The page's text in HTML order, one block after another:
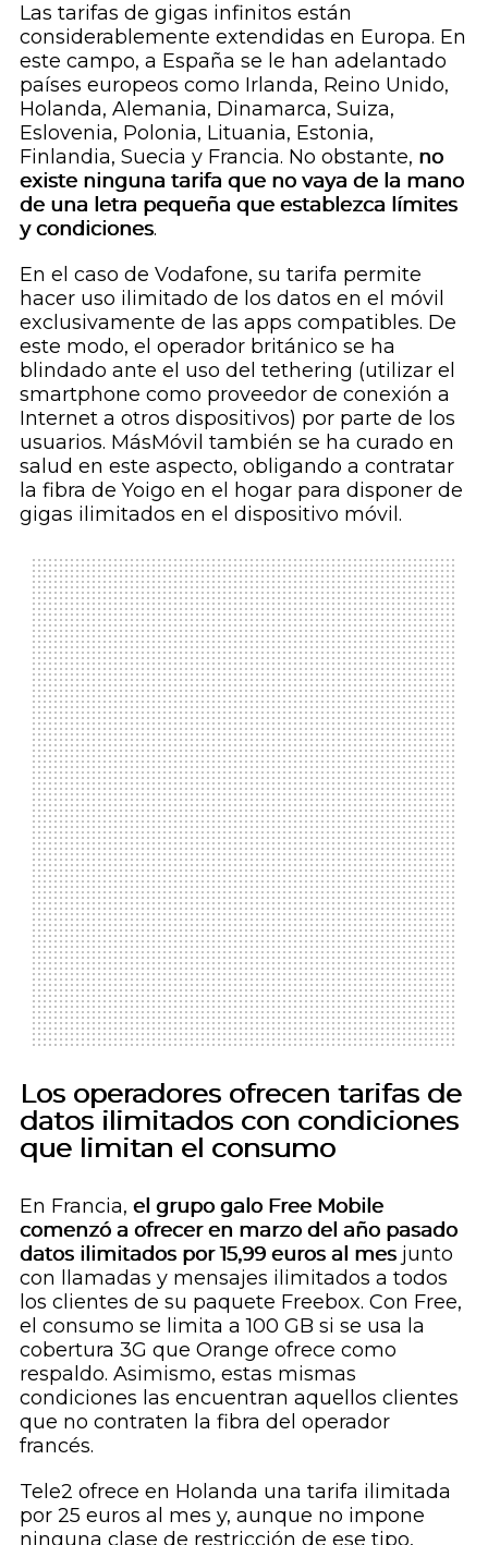
Las tarifas de gigas infinitos están
considerablemente extendidas en Europa. En
este campo, a España se le han adelantado
países europeos como Irlanda, Reino Unido,
Holanda, Alemania, Dinamarca, Suiza,
Eslovenia, Polonia, Lituania, Estonia,
Finlandia, Suecia y Francia. No obstante, no
existe ninguna tarifa que no vaya de la mano
de una letra pequeña que establezca límites
y condiciones.
En el caso de Vodafone, su tarifa permite
hacer uso ilimitado de los datos en el móvil
exclusivamente de las apps compatibles. De
este modo, el operador británico se ha
blindado ante el uso del tethering (utilizar el
smartphone como proveedor de conexión a
Internet a otros dispositivos) por parte de los
usuarios. MásMóvil también se ha curado en
salud en este aspecto, obligando a contratar
la fibra de Yoigo en el hogar para disponer de
gigas ilimitados en el dispositivo móvil.
Los operadores ofrecen tarifas de
datos ilimitados con condiciones
que limitan el consumo
En Francia, el grupo galo Free Mobile
comenzó a ofrecer en marzo del año pasado
datos ilimitados por 15,99 euros al mesjunto
con llamadas y mensajes ilimitados a todos
los clientes de su paquete Freebox. Con Free,
el consumo se limita a 100 GB si se usa la
cobertura 3G que Orange ofrece como
respaldo. Asimismo, estas mismas
condiciones las encuentran aquellos clientes
que no contraten la fibra del operador
francés.
Tele2 ofrece en Holanda una tarifa ilimitada
por 25 euros al mes y, aunque no impone
ninguna clase de restricción de ese tipo,